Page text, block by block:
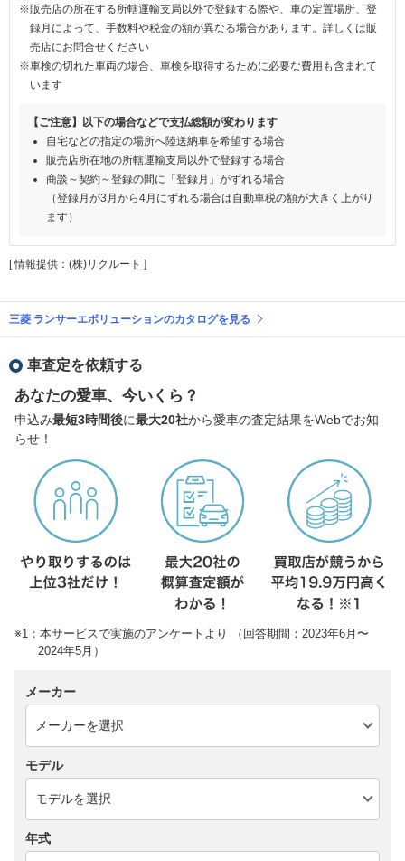
※販売店の所在する所轄運輸支局以外で登録する際や、車の定置場所、登
録月によって、手数料や税金の額が異なる場合があります。詳しくは販
売店にお問合せください
※車検の切れた車両の場合、車検を取得するために必要な費用も含まれて
います
【ご注意】以下の場合などで支払総額が変わります
自宅などの指定の場所へ陸送納車を希望する場合
販売店所在地の所轄運輸支局以外で登録する場合
商談～契約～登録の間に「登録月」がずれる場合
（登録月が3月から4月にずれる場合は自動車税の額が大きく上がり
ます）
[ 情報提供：(株)リクルート ]
三菱 ランサーエボリューションのカタログを見る
車査定を依頼する
あなたの愛車、今いくら？
申込み最短3時間後に最大20社から愛車の査定結果をWebでお知
らせ！
※1：本サービスで実施のアンケートより （回答期間：2023年6月〜
2024年5月）
メーカー
モデル
年式